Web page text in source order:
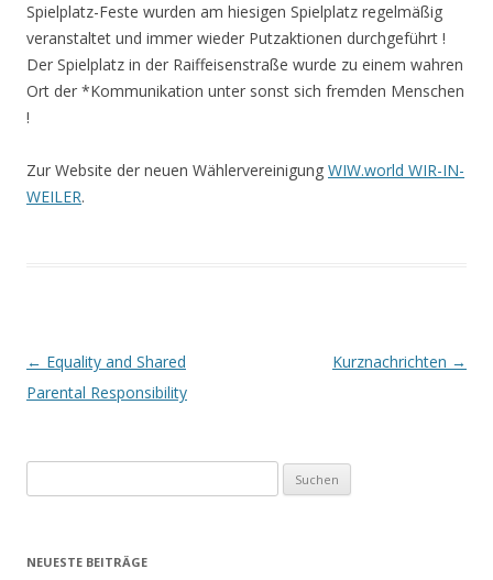
Spielplatz-Feste wurden am hiesigen Spielplatz regelmäßig
veranstaltet und immer wieder Putzaktionen durchgeführt !
Der Spielplatz in der Raiffeisenstraße wurde zu einem wahren
Ort der *Kommunikation unter sonst sich fremden Menschen
!
Zur Website der neuen Wählervereinigung WIW.world WIR-IN-
WEILER.
Beitrags-
Navigation
← Equality and Shared
Parental Responsibility
Kurznachrichten →
nach:
NEUESTE BEITRÄGE